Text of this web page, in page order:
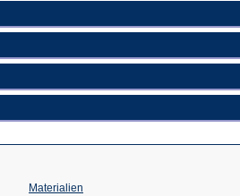
Materialien